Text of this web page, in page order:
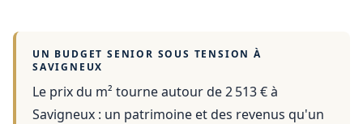
UN BUDGET SENIOR SOUS TENSION À
SAVIGNEUX
Le prix du m² tourne autour de 2 513 €à
Savigneux : un patrimoine et des revenus qu'un